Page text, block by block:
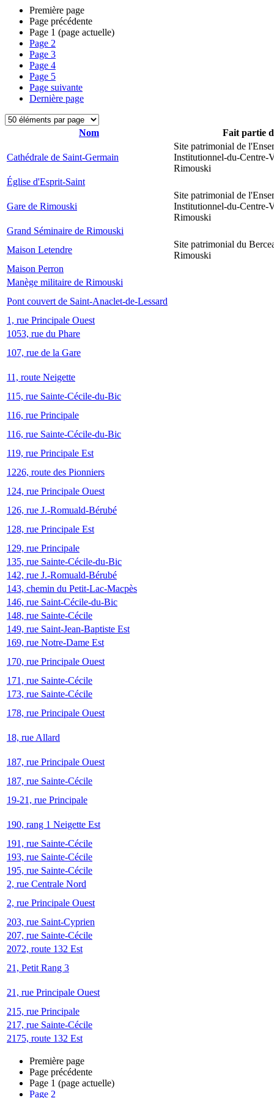
Première page
Page précédente
Page 1 (page actuelle)
Page 2
Page 3
Page 4
Page 5
Page suivante
Dernière page
Nom Fait partie
Cathédrale de Saint-Germain
Site patrimonial de
Institutionnel-du-Centre-
Rimouski
Église d'Esprit-Saint
Gare de Rimouski
Site patrimonial de
Institutionnel-du-Centre-
Rimouski
Grand Séminaire de Rimouski
Maison Letendre
Site patrimonial du
Rimouski
Maison Perron
Manège militaire de Rimouski
Pont couvert de Saint-Anaclet-de-Lessard
1, rue Principale Ouest
1053, rue du Phare
107, rue de la Gare
11, route Neigette
115, rue Sainte-Cécile-du-Bic
116, rue Principale
116, rue Sainte-Cécile-du-Bic
119, rue Principale Est
1226, route des Pionniers
124, rue Principale Ouest
126, rue J.-Romuald-Bérubé
128, rue Principale Est
129, rue Principale
135, rue Sainte-Cécile-du-Bic
142, rue J.-Romuald-Bérubé
143, chemin du Petit-Lac-Macpès
146, rue Saint-Cécile-du-Bic
148, rue Sainte-Cécile
149, rue Saint-Jean-Baptiste Est
169, rue Notre-Dame Est
170, rue Principale Ouest
171, rue Sainte-Cécile
173, rue Sainte-Cécile
178, rue Principale Ouest
18, rue Allard
187, rue Principale Ouest
187, rue Sainte-Cécile
19-21, rue Principale
190, rang 1 Neigette Est
191, rue Sainte-Cécile
193, rue Sainte-Cécile
195, rue Sainte-Cécile
2, rue Centrale Nord
2, rue Principale Ouest
203, rue Saint-Cyprien
207, rue Sainte-Cécile
2072, route 132 Est
21, Petit Rang 3
21, rue Principale Ouest
215, rue Principale
217, rue Sainte-Cécile
2175, route 132 Est
Première page
Page précédente
Page 1 (page actuelle)
Page 2